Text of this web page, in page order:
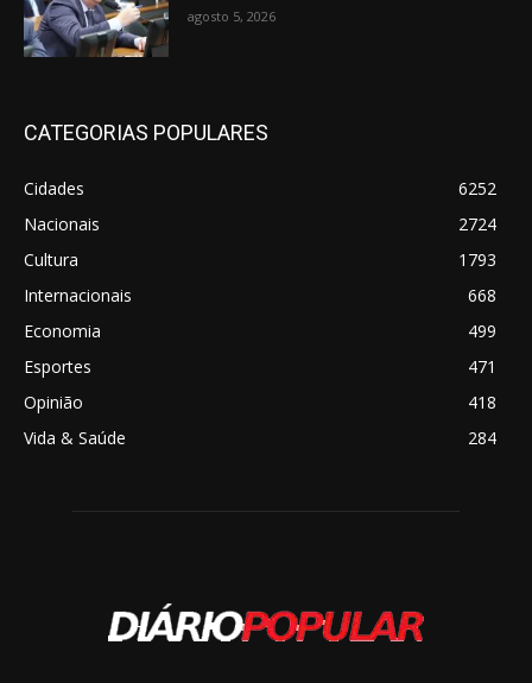
agosto 5, 2026
CATEGORIAS POPULARES
Cidades
6252
Nacionais
2724
Cultura
1793
Internacionais
668
Economia
499
Esportes
471
Opinião
418
Vida & Saúde
284